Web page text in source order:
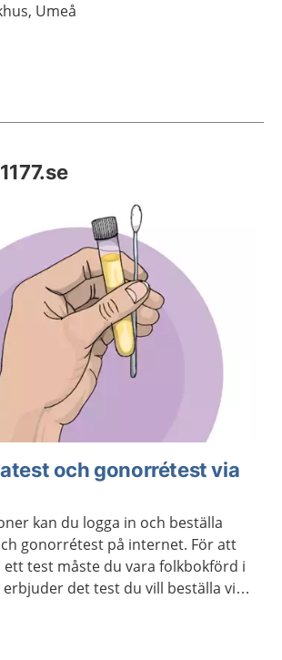
Umeå
och gonorrétest via
kan du logga in och beställa
gonorrétest på internet. För att
ett test måste du vara folkbokförd i
det test du vill beställa via